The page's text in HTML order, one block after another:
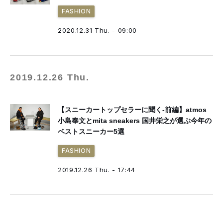
FASHION
2020.12.31 Thu. - 09:00
2019.12.26 Thu.
【スニーカートップセラーに聞く-前編】atmos
小島奉文とmita sneakers 国井栄之が選ぶ今年の
ベストスニーカー5選
FASHION
2019.12.26 Thu. - 17:44